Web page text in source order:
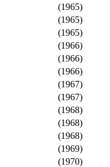
(1965)
(1965)
(1965)
(1966)
(1966)
(1966)
(1967)
(1967)
(1968)
(1968)
(1968)
(1969)
(1970)